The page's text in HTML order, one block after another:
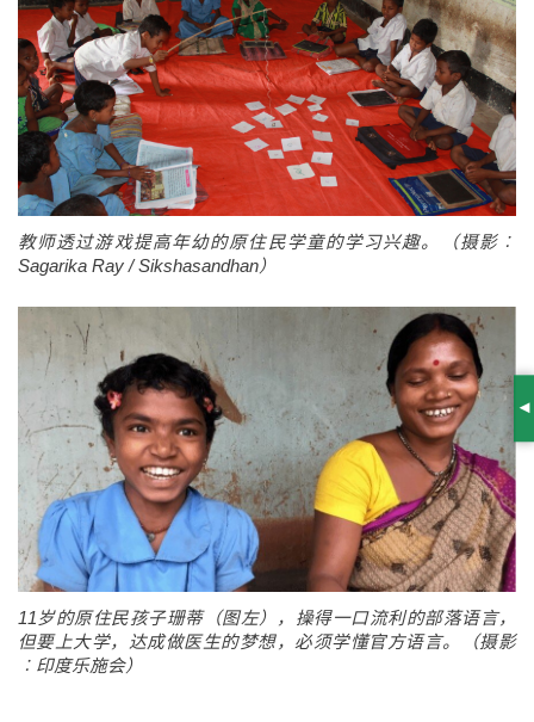
教师透过游戏提高年幼的原住民学童的学习兴趣。（摄影︰
Sagarika Ray / Sikshasandhan）
11岁的原住民孩子珊蒂（图左），操得一口流利的部落语言，
但要上大学，达成做医生的梦想，必须学懂官方语言。（摄影
︰印度乐施会）